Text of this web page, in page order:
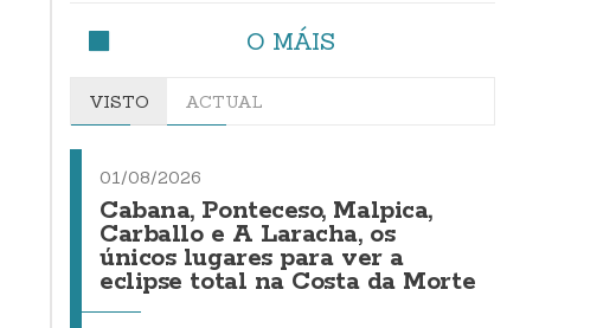
O MÁIS
VISTO ACTUAL
01/08/2026
Cabana, Ponteceso, Malpica,
Carballo e A Laracha, os
únicos lugares para ver a
eclipse total na Costa da Morte